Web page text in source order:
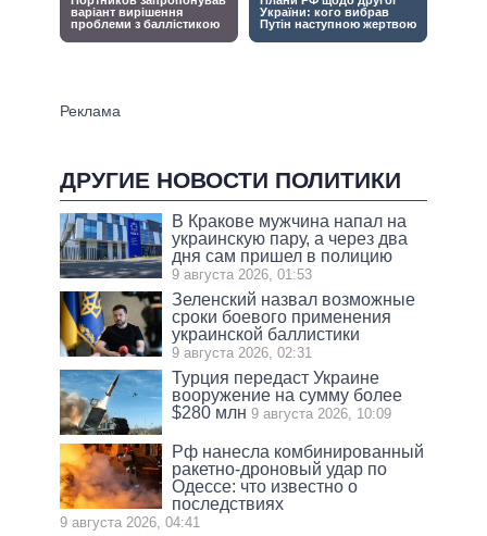
ДРУГИЕ НОВОСТИ ПОЛИТИКИ
В Кракове мужчина напал на
украинскую пару, а через два
дня сам пришел в полицию
9 августа 2026, 01:53
Зеленский назвал возможные
сроки боевого применения
украинской баллистики
9 августа 2026, 02:31
Турция передаст Украине
вооружение на сумму более
$280 млн 9 августа 2026, 10:09
Рф нанесла комбинированный
ракетно-дроновый удар по
Одессе: что известно о
последствиях
9 августа 2026, 04:41